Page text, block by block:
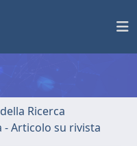
Ricerca
- Articolo su rivista